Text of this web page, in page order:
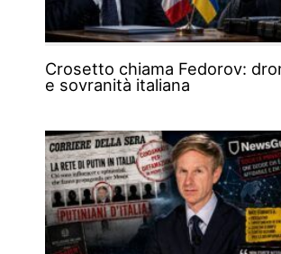
Crosetto chiama Fedorov:
e sovranità italiana